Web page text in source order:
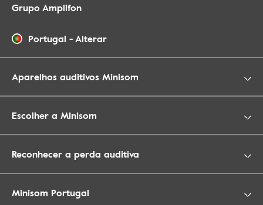
Grupo Amplifon
Portugal -Alterar
Aparelhos auditivos Minisom
Escolher a Minisom
Reconhecer a perda auditiva
Minisom Portugal